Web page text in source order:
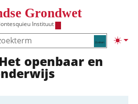
Grondwet
Instituut
Zoeken
openbaar en